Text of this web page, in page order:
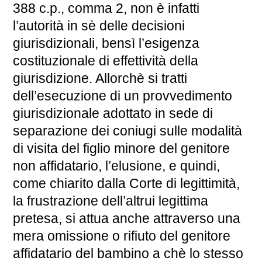
388 c.p., comma 2, non è infatti
l’autorità in sè delle decisioni
giurisdizionali, bensì l’esigenza
costituzionale di effettività della
giurisdizione. Allorchè si tratti
dell’esecuzione di un provvedimento
giurisdizionale adottato in sede di
separazione dei coniugi sulle modalità
di visita del figlio minore del genitore
non affidatario, l’elusione, e quindi,
come chiarito dalla Corte di legittimità,
la frustrazione dell’altrui legittima
pretesa, si attua anche attraverso una
mera omissione o rifiuto del genitore
affidatario del bambino a chè lo stesso